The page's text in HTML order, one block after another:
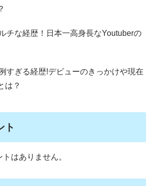
チな経歴！日本一高身長なYoutuberの
すぎる経歴!デビューのきっかけや現在
は？
ト
はありません。